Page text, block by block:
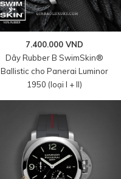
7.400.000 VND
Dây Rubber B SwimSkin®
Ballistic cho Panerai Luminor
1950 (loại I + II)